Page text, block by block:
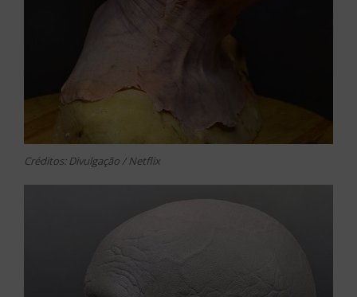
Créditos: Divulgação / Netflix